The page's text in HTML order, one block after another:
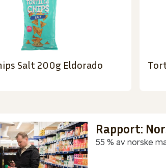
Salt 200g Eldorado
Rapport:
55 % av norske